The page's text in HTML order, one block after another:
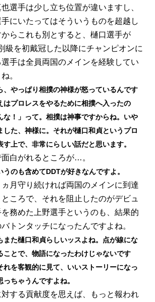
選手は少し立ち位置が違いますし、
にいたってはそういうものを超越し
らこれも別とすると、樋口選手が
級を初戴冠した以降にチャンピオンに
手は全員両国のメインを経験してい
。
やっぱり相撲の神様が怒っているんです
はプロレスをやるために相撲へ入ったの
な！」って。相撲は神事ですからね。いや
した、神様に。それが樋口和貞というプロ
す上で、非常にらしい話だと思います。
白がれるところが…。
のも含めてDDTが好きなんですよ。
月守り続ければ両国のメインに到達
ころで、それを阻止したのがデビュ
務めた上野選手というのも、結果的
トンタッチになったんですよね。
た樋口和貞らしいッスよね。点が線にな
ことで、物語になったわけじゃないです
れを客観的に見て、いいストーリーになっ
ちゃうんですよね。
する貢献度を思えば、もっと報われ